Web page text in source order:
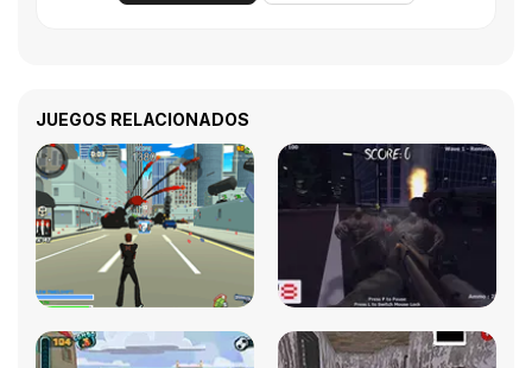
JUEGOS RELACIONADOS